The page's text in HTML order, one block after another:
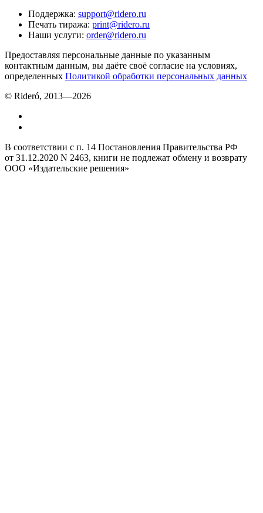
Поддержка: support@ridero.ru
Печать тиража: print@ridero.ru
Наши услуги: order@ridero.ru
Предоставляя персональные данные по указанным
контактным данным, вы даёте своё согласие на условиях,
определенных Политикой обработки персональных данных
© Rideró, 2013—2026
В соответствии с п. 14 Постановления Правительства РФ
от 31.12.2020 N 2463, книги не подлежат обмену и возврату
ООО «Издательские решения»